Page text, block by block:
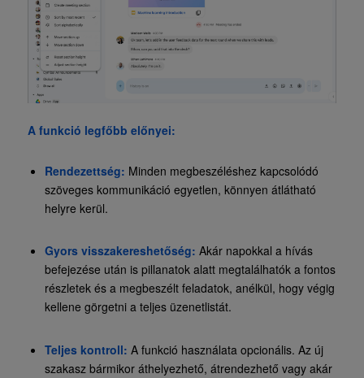
A funkció legfőbb előnyei:
Rendezettség: Minden megbeszéléshez kapcsolódó
szöveges kommunikáció egyetlen, könnyen átlátható
helyre kerül.
Gyors visszakereshetőség: Akár napokkal a hívás
befejezése után is pillanatok alatt megtalálhatók a fontos
részletek és a megbeszélt feladatok, anélkül, hogy végig
kellene görgetni a teljes üzenetlistát.
Teljes kontroll: A funkció használata opcionális. Az új
szakasz bármikor áthelyezhető, átrendezhető vagy akár